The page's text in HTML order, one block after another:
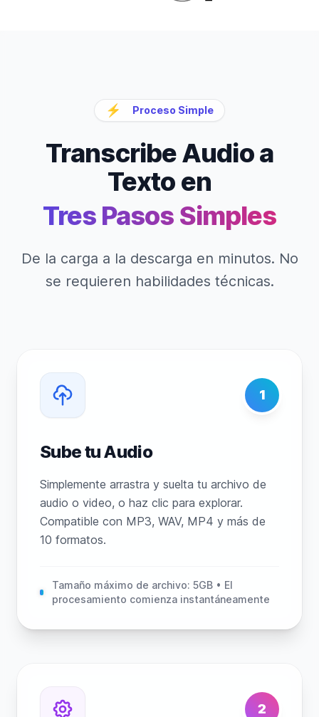
⚡ Proceso Simple
Transcribe Audio a
Texto en
Tres Pasos Simples
De la carga a la descarga en minutos. No
se requieren habilidades técnicas.
1
Sube tu Audio
Simplemente arrastra y suelta tu archivo de
audio o video, o haz clic para explorar.
Compatible con MP3, WAV, MP4 y más de
10 formatos.
Tamaño máximo de archivo: 5GB • El
procesamiento comienza instantáneamente
2